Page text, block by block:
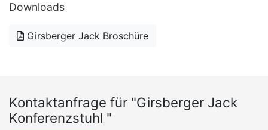
Downloads
Girsberger Jack Broschüre
Kontaktanfrage für "Girsberger Jack
Konferenzstuhl "